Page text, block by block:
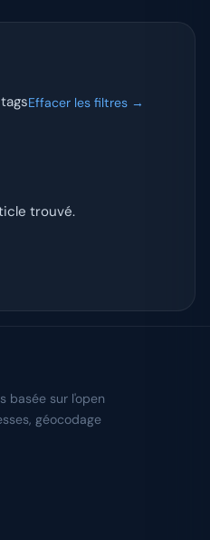
Effacer les filtres →
trouvé.
basée sur l'open
géocodage